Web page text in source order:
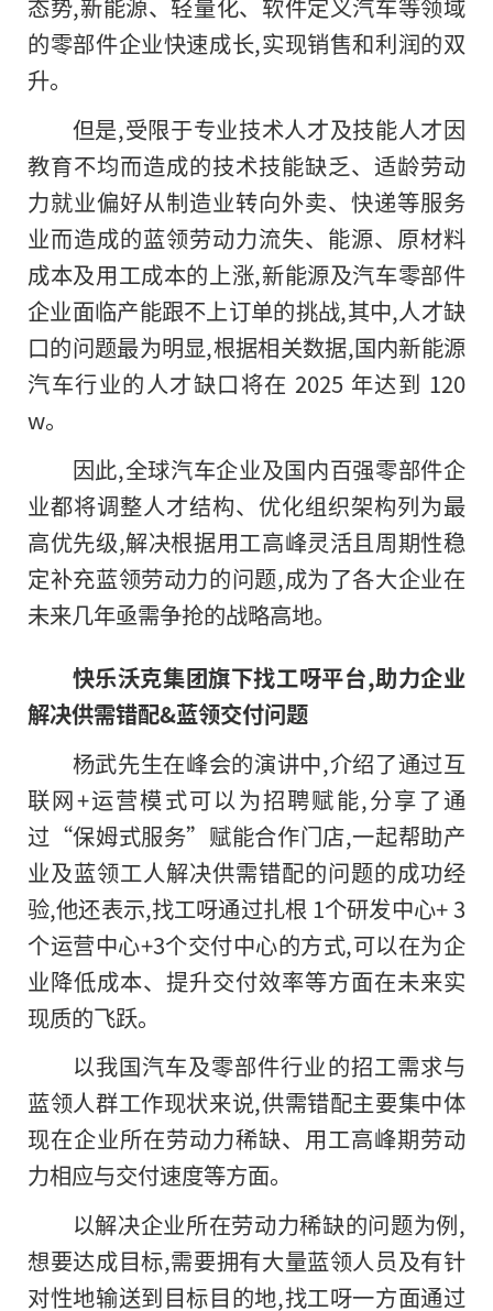
的零部件企业快速成长,实现销售和利润的双
升。
但是,受限于专业技术人才及技能人才因
教育不均而造成的技术技能缺乏、适龄劳动
力就业偏好从制造业转向外卖、快递等服务
业而造成的蓝领劳动力流失、能源、原材料
成本及用工成本的上涨,新能源及汽车零部件
企业面临产能跟不上订单的挑战,其中,人才缺
口的问题最为明显,根据相关数据,国内新能源
汽车行业的人才缺口将在 2025 年达到 120
w。
因此,全球汽车企业及国内百强零部件企
业都将调整人才结构、优化组织架构列为最
高优先级,解决根据用工高峰灵活且周期性稳
定补充蓝领劳动力的问题,成为了各大企业在
未来几年亟需争抢的战略高地。
快乐沃克集团旗下找工呀平台,助力企业
解决供需错配&蓝领交付问题
杨武先生在峰会的演讲中,介绍了通过互
联网+运营模式可以为招聘赋能,分享了通
过“保姆式服务”赋能合作门店,一起帮助产
业及蓝领工人解决供需错配的问题的成功经
验,他还表示,找工呀通过扎根 1个研发中心+ 3
个运营中心+3个交付中心的方式,可以在为企
业降低成本、提升交付效率等方面在未来实
现质的飞跃。
以我国汽车及零部件行业的招工需求与
蓝领人群工作现状来说,供需错配主要集中体
现在企业所在劳动力稀缺、用工高峰期劳动
力相应与交付速度等方面。
以解决企业所在劳动力稀缺的问题为例,
想要达成目标,需要拥有大量蓝领人员及有针
对性地输送到目标目的地,找工呀一方面通过